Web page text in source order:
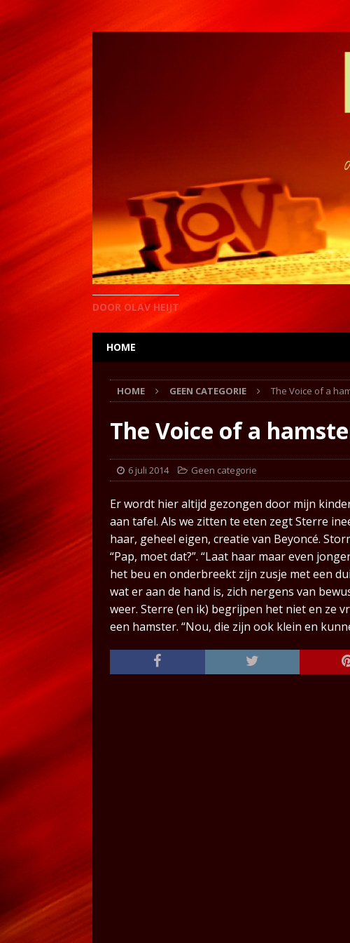
DOOR OLAV HEIJT
HOME
HOME GEEN CATEGORIE The Voice of a
The Voice of a
6 juli 2014 Geen categorie
Er wordt hier altijd gezongen door mijn
aan tafel. Als we zitten te eten zegt Sterre
haar, geheel eigen, creatie van Beyoncé.
“Pap, moet dat?”. “Laat haar maar even
het beu en onderbreekt zijn zusje met een
wat er aan de hand is, zich nergens van
weer. Sterre (en ik) begrijpen het niet en ze
een hamster. “Nou, die zijn ook klein en